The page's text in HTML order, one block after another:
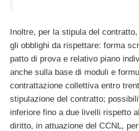
Inoltre, per la stipula del
gli obblighi da rispettare: forma
patto di prova e relativo piano
anche sulla base di moduli e
contrattazione collettiva entro
stipulazione del contratto;
inferiore fino a due livelli rispetto
diritto, in attuazione del CCNL,